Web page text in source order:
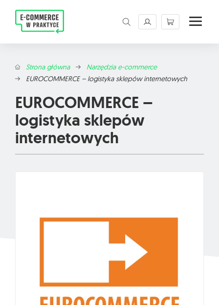
Magazyn E-commerce w praktyce. Rzetelne
Strona główna
Narzędzia e-commerce
EUROCOMMERCE – logistyka sklepów internetowych
EUROCOMMERCE –
logistyka sklepów
internetowych